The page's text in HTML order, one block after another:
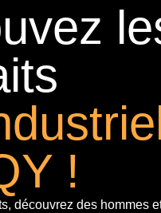
!
découvrez des hommes